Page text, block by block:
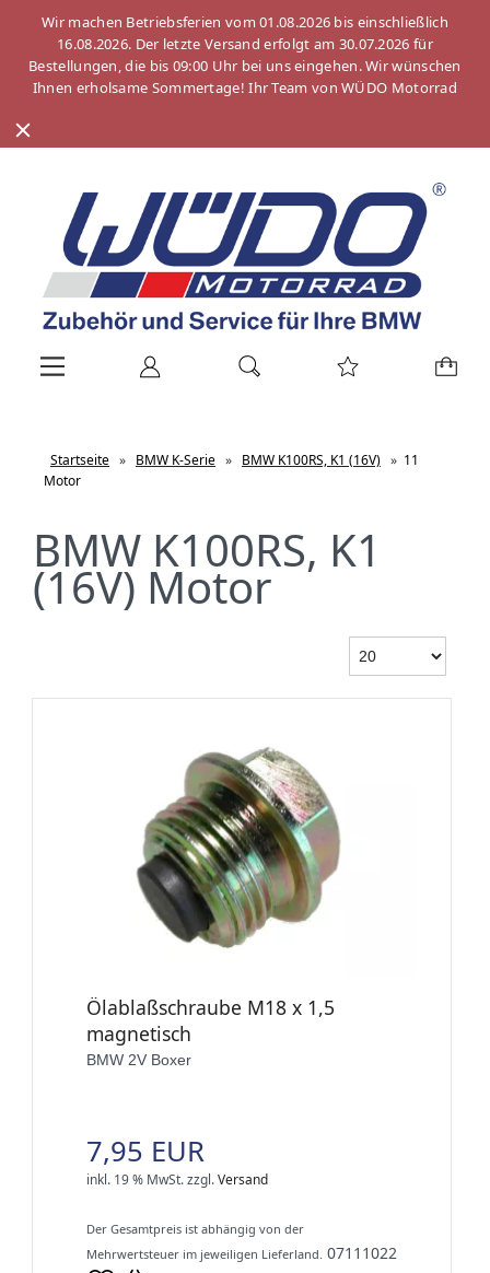
Wir machen Betriebsferien vom 01.08.2026 bis einschließlich
16.08.2026. Der letzte Versand erfolgt am 30.07.2026 für
Bestellungen, die bis 09:00 Uhr bei uns eingehen. Wir wünschen
Ihnen erholsame Sommertage! Ihr Team von WÜDO Motorrad
Startseite » BMW K-Serie » BMW K100RS, K1 (16V) » 11
Motor
BMW K100RS, K1
(16V) Motor
Ölablaßschraube M18 x 1,5
magnetisch
BMW 2V Boxer
7,95 EUR
inkl. 19 % MwSt.zzgl.Versand
Der Gesamtpreis ist abhängig von der
Mehrwertsteuer im jeweiligen Lieferland. 07111022